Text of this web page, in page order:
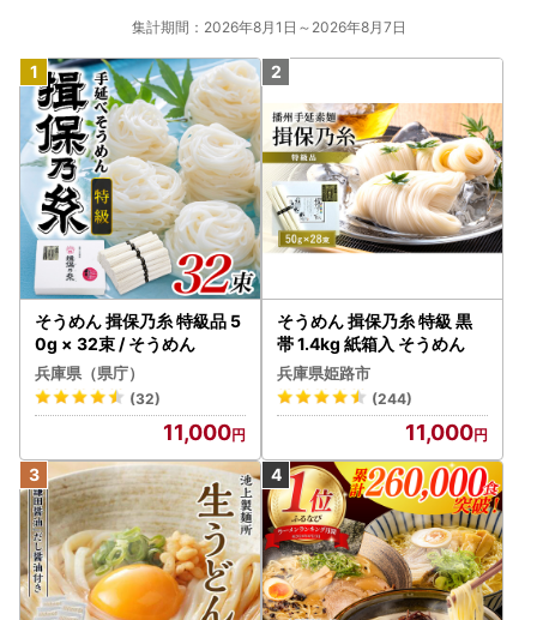
集計期間：2026年8月1日～2026年8月7日
そうめん 揖保乃糸 特級品 5
0g × 32束 / そうめん
兵庫県（県庁）
(32)
11,000
そうめん 揖保乃糸 特級 黒
帯 1.4kg 紙箱入 そうめん
兵庫県姫路市
(244)
11,000